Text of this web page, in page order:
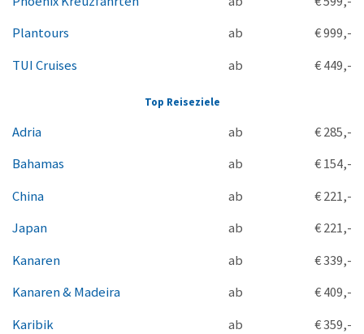
Plantours
ab
€ 999,-
TUI Cruises
ab € 449,-
Top Reiseziele
Adria ab
€ 285,-
Bahamas
ab
€ 154,-
China
ab
€ 221,-
Japan
ab
€ 221,-
Kanaren
ab
€ 339,-
Kanaren & Madeira
ab
€ 409,-
Karibik
ab
€ 359,-